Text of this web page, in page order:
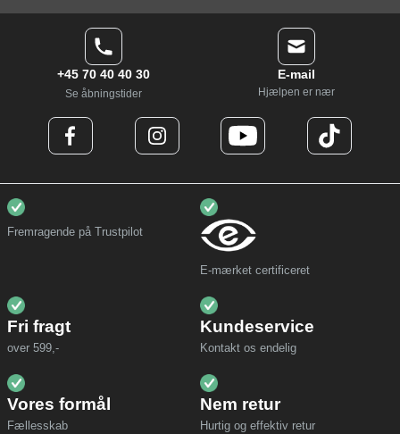
+45 70 40 40 30
Se åbningstider
E-mail
Hjælpen er nær
Fremragende på Trustpilot
E-mærket certificeret
Fri fragt
over 599,-
Kundeservice
Kontakt os endelig
Vores formål
Fællesskab
Nem retur
Hurtig og effektiv retur